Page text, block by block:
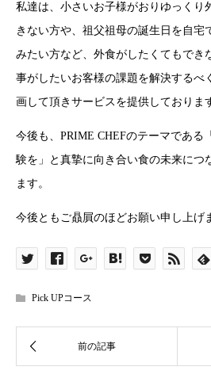
私達は、小さいお子様がおりゆっくり
きない方や、祖父祖母の誕生日を自宅
みたい方など、外食がしたくてもでき
事がしたいお客様の課題を解決するべ
画して頂きサービスを提供しておりま
今後も、PRIME CHEFのテーマである
験を」と真摯に向き合い食の未来につ
ます。
今後ともご贔屓のほどお願い申し上げ
Pick UPコース